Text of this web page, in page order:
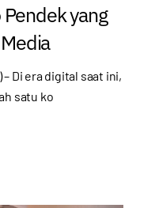
yang
Di era digital saat ini,
satu ko